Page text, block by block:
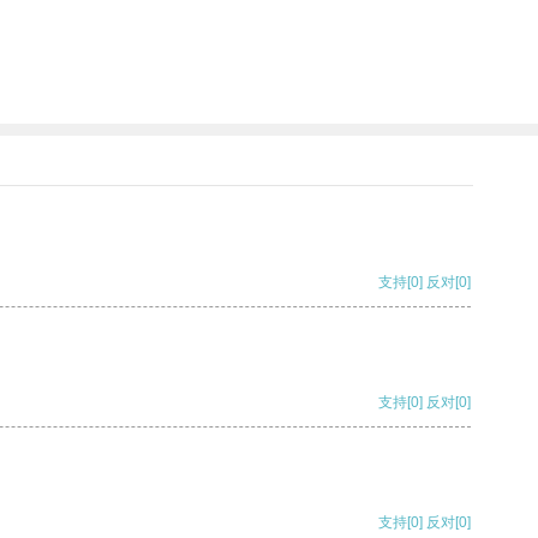
支持[0] 反对[0]
支持[0] 反对[0]
支持[0] 反对[0]